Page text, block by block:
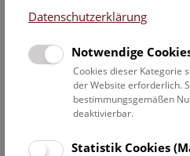
Zeitreise durch die Welt
Multimedia-Showauf Deck 50
faszinierende Welt der
Dank moderner Augmented
Datenschutzerklärung
Notwendige
Cookies dieser Kategorie
der Website erforderlich.
bestimmungsgemäßen
deaktivierbar.
Statistik Cookies